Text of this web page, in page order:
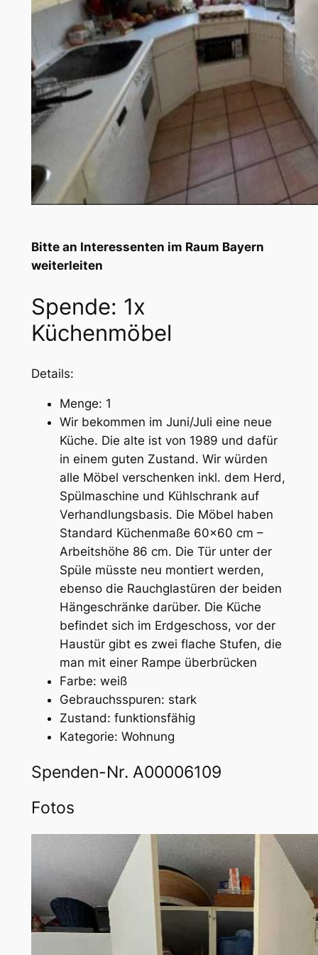
Bitte an Interessenten im Raum Bayern
weiterleiten
Spende: 1x
Küchenmöbel
Details:
Menge: 1
Wir bekommen im Juni/Juli eine neue
Küche. Die alte ist von 1989 und dafür
in einem guten Zustand. Wir würden
alle Möbel verschenken inkl. dem Herd,
Spülmaschine und Kühlschrank auf
Verhandlungsbasis. Die Möbel haben
Standard Küchenmaße 60×60 cm –
Arbeitshöhe 86 cm. Die Tür unter der
Spüle müsste neu montiert werden,
ebenso die Rauchglastüren der beiden
Hängeschränke darüber. Die Küche
befindet sich im Erdgeschoss, vor der
Haustür gibt es zwei flache Stufen, die
man mit einer Rampe überbrücken
Farbe: weiß
Gebrauchsspuren: stark
Zustand: funktionsfähig
Kategorie: Wohnung
Spenden-Nr. A00006109
Fotos